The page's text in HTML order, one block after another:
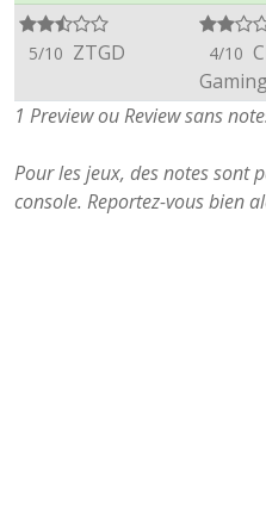
5/10 ZTGD 4/10
Gaming
1 Preview ou Review sans
Pour les jeux, des notes sont
console. Reportez-vous bien